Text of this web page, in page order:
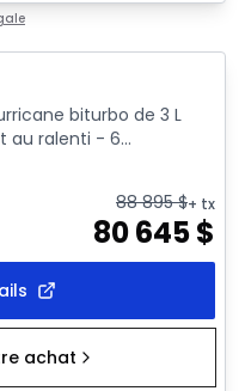
biturbo de 3 L
au ralenti - 6...
88 895$+ tx
80 645$
achat